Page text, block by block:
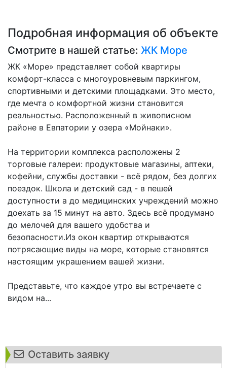
Оставить заявку
Подробная информация об объекте
Смотрите в нашей статье: ЖК Море
ЖК «Море» представляет собой квартиры
комфорт-класса с многоуровневым паркингом,
спортивными и детскими площадками. Это место,
где мечта о комфортной жизни становится
реальностью. Расположенный в живописном
районе в Евпатории у озера «Мойнаки».
На территории комплекса расположены 2
торговые галереи: продуктовые магазины, аптеки,
кофейни, службы доставки - всё рядом, без долгих
поездок. Школа и детский сад - в пешей
доступности а до медицинских учреждений можно
доехать за 15 минут на авто. Здесь всё продумано
до мелочей для вашего удобства и
безопасности.Из окон квартир открываются
потрясающие виды на море, которые становятся
настоящим украшением вашей жизни.
Представьте, что каждое утро вы встречаете с
видом на...